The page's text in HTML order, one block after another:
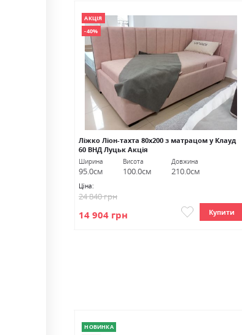
АКЦІЯ
-40%
Ліжко Ліон-тахта 80х200 з матрацом у Клауд
60 ВНД Луцьк Акція
Ширина
95.0см
Висота
100.0см
Довжина
210.0см
Ціна:
14 904 грн
24 840 грн
Купити
НОВИНКА